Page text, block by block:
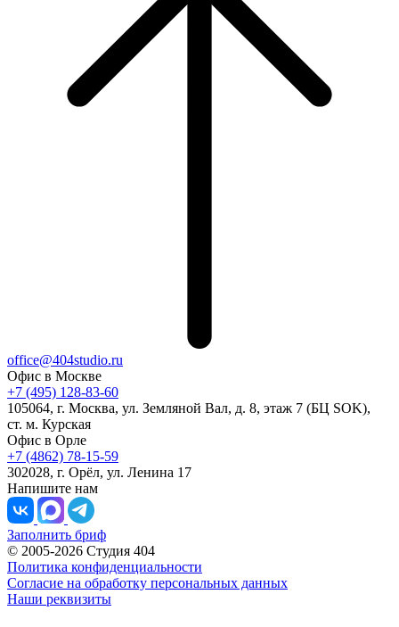
office@404studio.ru
Офис в Москве
+7 (495) 128-83-60
105064, г. Москва, ул. Земляной Вал, д. 8, этаж 7 (БЦ SOK),
ст. м. Курская
Офис в Орле
+7 (4862) 78-15-59
302028, г. Орёл, ул. Ленина 17
Напишите нам
Заполнить бриф
© 2005-2026 Студия 404
Политика конфиденциальности
Согласие на обработку персональных данных
Наши реквизиты